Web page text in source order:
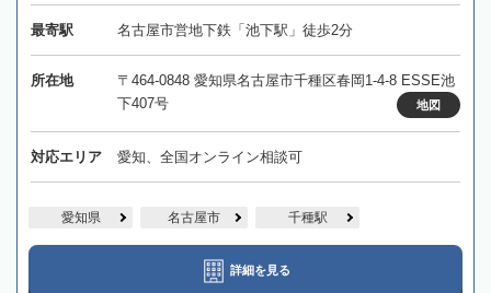
最寄駅 名古屋市営地下鉄「池下駅」徒歩2分
所在地
〒464-0848 愛知県名古屋市千種区春岡1-4-8 ESSE池
下407号
地図
対応エリア 愛知、全国オンライン相談可
愛知県 名古屋市 千種駅
詳細を見る